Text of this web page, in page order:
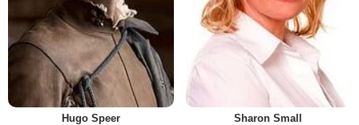
Hugo Speer Sharon Small